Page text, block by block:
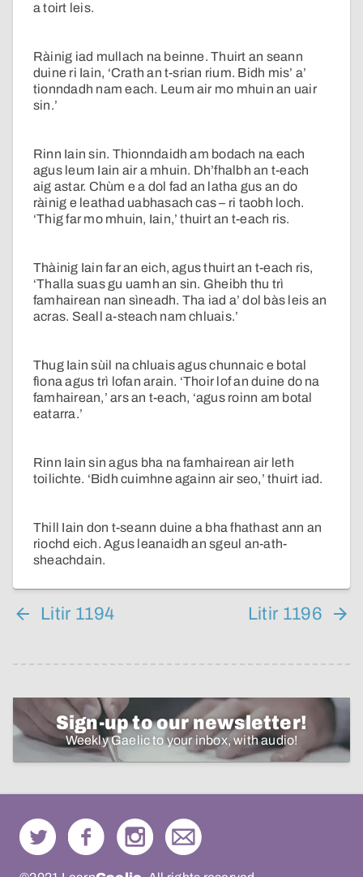
a toirt leis.
Ràinig iad mullach na beinne. Thuirt an seann
duine ri Iain, ‘Crath an t-srian rium. Bidh mis’ a’
tionndadh nam each. Leum air mo mhuin an uair
sin.’
Rinn Iain sin. Thionndaidh am bodach na each
agus leum Iain air a mhuin. Dh’fhalbh an t-each
aig astar. Chùm e a dol fad an latha gus an do
ràinig e leathad uabhasach cas – ri taobh loch.
‘Thig far mo mhuin, Iain,’ thuirt an t-each ris.
Thàinig Iain far an eich, agus thuirt an t-each ris,
‘Thalla suas gu uamh an sin. Gheibh thu trì
famhairean nan sìneadh. Tha iad a’ dol bàs leis an
acras. Seall a-steach nam chluais.’
Thug Iain sùil na chluais agus chunnaic e botal
fìona agus trì lofan arain. ‘Thoir lof an duine do na
famhairean,’ ars an t-each, ‘agus roinn am botal
eatarra.’
Rinn Iain sin agus bha na famhairean air leth
toilichte. ‘Bidh cuimhne againn air seo,’ thuirt iad.
Thill Iain don t-seann duine a bha fhathast ann an
riochd eich. Agus leanaidh an sgeul an-ath-
sheachdain.
Litir 1194 Litir 1196
Sign-up to our newsletter!
Weekly Gaelic to your inbox, with audio!